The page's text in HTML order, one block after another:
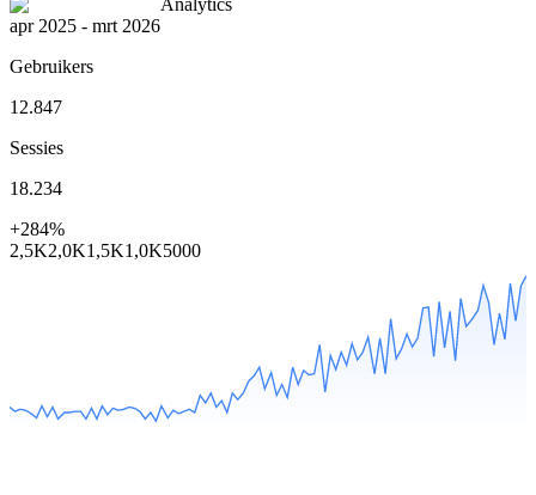
Analytics
apr 2025 - mrt 2026
Gebruikers
12.847
Sessies
18.234
+284%
2,5K2,0K1,5K1,0K5000